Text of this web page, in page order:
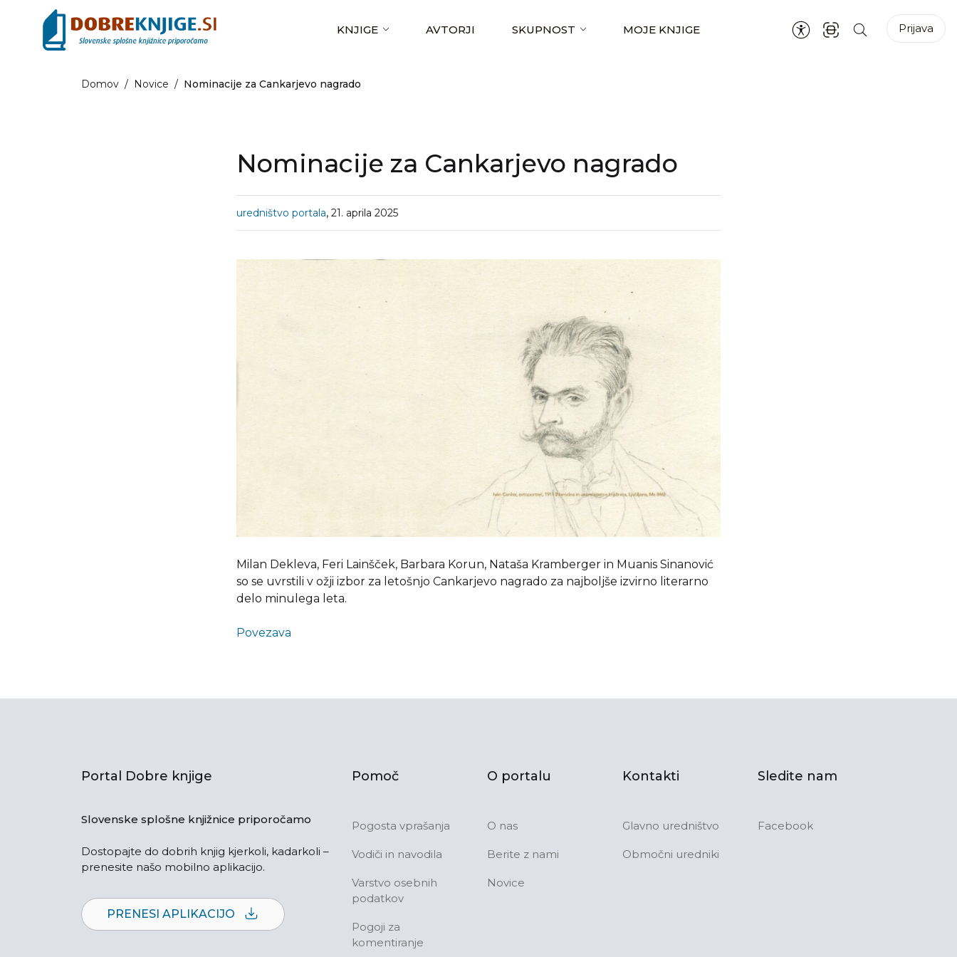
KNJIGE AVTORJI SKUPNOST MOJE KNJIGE Prijava
Domov / Novice / Nominacije za Cankarjevo nagrado
Nominacije za Cankarjevo nagrado
uredništvo portala, 21. aprila 2025
Milan Dekleva, Feri Lainšček, Barbara Korun, Nataša Kramberger in Muanis Sinanović
so se uvrstili v ožji izbor za letošnjo Cankarjevo nagrado za najboljše izvirno literarno
delo minulega leta.
Povezava
Portal Dobre knjige
Slovenske splošne knjižnice priporočamo
Dostopajte do dobrih knjig kjerkoli, kadarkoli –
prenesite našo mobilno aplikacijo.
PRENESI APLIKACIJO
Pomoč
Pogosta vprašanja
Vodiči in navodila
Varstvo osebnih
podatkov
Pogoji za
komentiranje
O portalu
O nas
Berite z nami
Novice
Kontakti
Glavno uredništvo
Območni uredniki
Sledite nam
Facebook